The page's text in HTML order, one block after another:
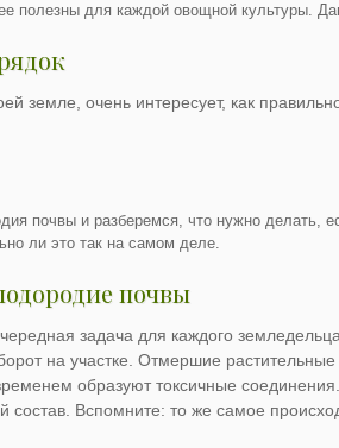
полезны для каждой овощной культуры.
земле, очень интересует, как
почвы и разберемся, что нужно делать,
ли это так на самом деле.
почвы
задача для каждого
на участке. Отмершие растительные
образуют токсичные
состав. Вспомните: то же самое